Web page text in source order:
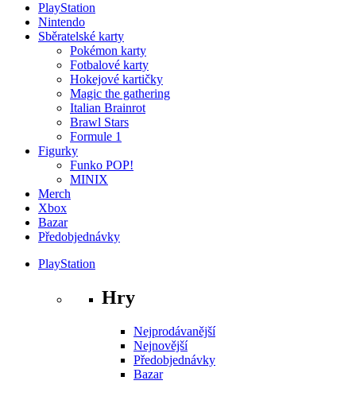
PlayStation
Nintendo
Sběratelské karty
Pokémon karty
Fotbalové karty
Hokejové kartičky
Magic the gathering
Italian Brainrot
Brawl Stars
Formule 1
Figurky
Funko POP!
MINIX
Merch
Xbox
Bazar
Předobjednávky
PlayStation
Hry
Nejprodávanější
Nejnovější
Předobjednávky
Bazar